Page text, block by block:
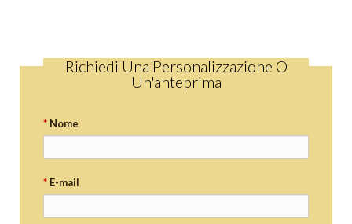
OUTLET
Richiedi Una Personalizzazione O
Un'anteprima
* Nome
* E-mail